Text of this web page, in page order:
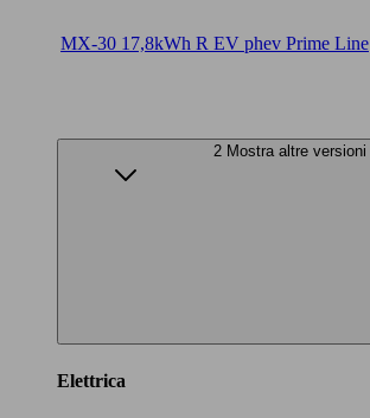
MX-30 17,8kWh R EV phev Prime Line
2 Mostra altre versioni
Elettrica